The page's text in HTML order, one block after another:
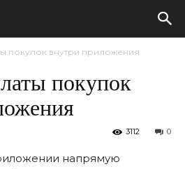
покупок внутри приложения
покупок
0
3112
напрямую